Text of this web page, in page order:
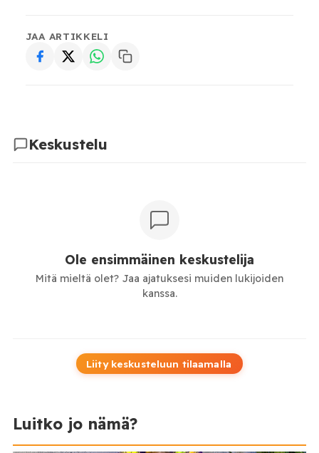
JAA ARTIKKELI
Keskustelu
Ole ensimmäinen keskustelija
Mitä mieltä olet? Jaa ajatuksesi muiden lukijoiden
kanssa.
Liity keskusteluun tilaamalla
Luitko jo nämä?